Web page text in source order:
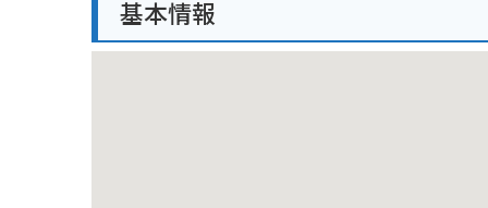
されているので、自転車で周辺を散策するのもおすす
基本情報